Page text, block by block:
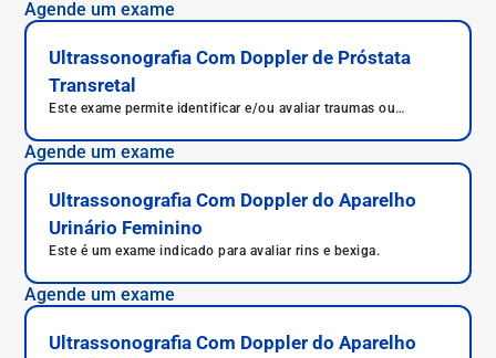
Agende um exame
Ultrassonografia Com Doppler de Próstata
Transretal
Este exame permite identificar e/ou avaliar traumas ou
Agende um exame
Ultrassonografia Com Doppler do Aparelho
Urinário Feminino
Este é um exame indicado para avaliar rins e bexiga.
Agende um exame
Ultrassonografia Com Doppler do Aparelho